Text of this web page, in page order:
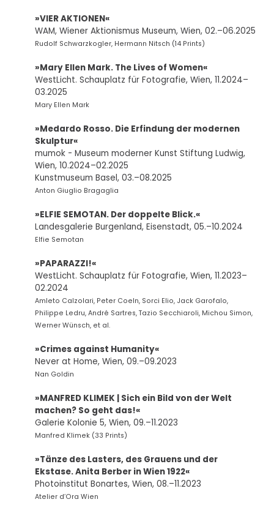
»VIER AKTIONEN«
WAM, Wiener Aktionismus Museum, Wien, 02.–06.2025
Rudolf Schwarzkogler, Hermann Nitsch (14 Prints)
»Mary Ellen Mark. The Lives of Women«
WestLicht. Schauplatz für Fotografie, Wien, 11.2024–
03.2025
Mary Ellen Mark
»Medardo Rosso. Die Erfindung der modernen
Skulptur«
mumok - Museum moderner Kunst Stiftung Ludwig,
Wien, 10.2024–02.2025
Kunstmuseum Basel, 03.–08.2025
Anton Giuglio Bragaglia
»ELFIE SEMOTAN. Der doppelte Blick.«
Landesgalerie Burgenland, Eisenstadt, 05.–10.2024
Elfie Semotan
»PAPARAZZI!«
WestLicht. Schauplatz für Fotografie, Wien, 11.2023–
02.2024
Amleto Calzolari, Peter Coeln, Sorci Elio, Jack Garofalo,
Philippe Ledru, André Sartres, Tazio Secchiaroli, Michou Simon,
Werner Wünsch, et al.
»Crimes against Humanity«
Never at Home, Wien, 09.–09.2023
Nan Goldin
»MANFRED KLIMEK | Sich ein Bild von der Welt
machen? So geht das!«
Galerie Kolonie 5, Wien, 09.–11.2023
Manfred Klimek (33 Prints)
»Tänze des Lasters, des Grauens und der
Ekstase. Anita Berber in Wien 1922«
Photoinstitut Bonartes, Wien, 08.–11.2023
Atelier d’Ora Wien